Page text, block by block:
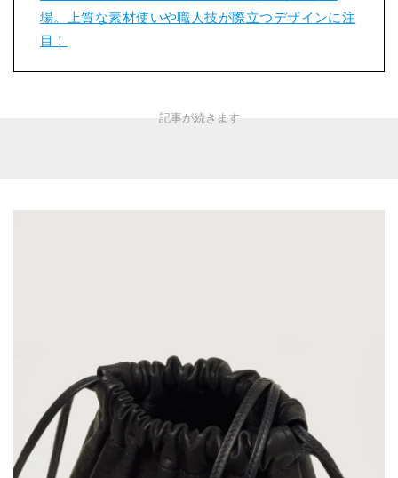
場。上質な素材使いや職人技が際立つデザインに注
目！